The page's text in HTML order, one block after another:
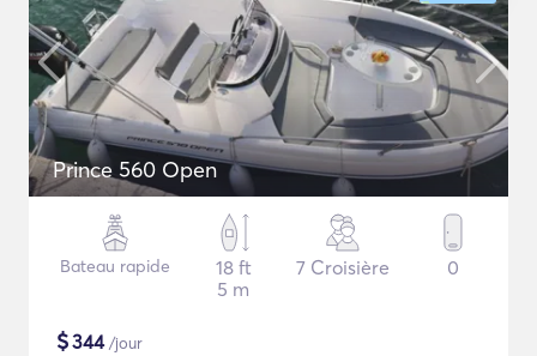
Prince 560 Open
Bateau rapide
18 ft
5 m
7 Croisière 0
$344/jour